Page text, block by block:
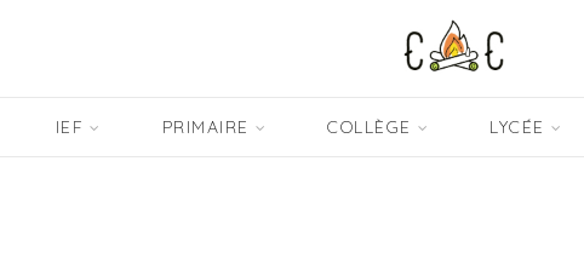
IEF PRIMAIRE COLLÈGE LYCÉE